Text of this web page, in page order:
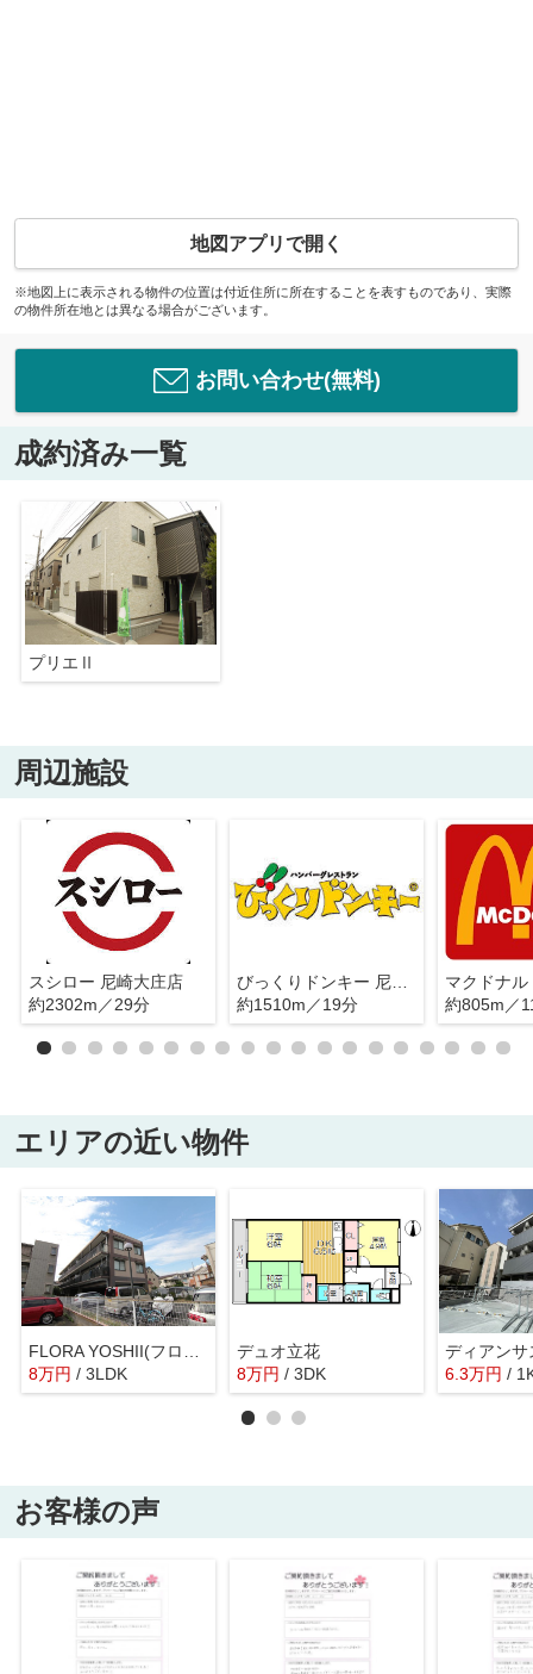
地図アプリで開く
※地図上に表示される物件の位置は付近住所に所在することを表すものであり、実際
の物件所在地とは異なる場合がございます。
お問い合わせ(無料)
成約済み一覧
プリエⅡ
周辺施設
スシロー 尼崎大庄店
約2302m／29分
びっくりドンキー 尼崎西店
約1510m／19分
約805m／
エリアの近い物件
8万円 / 3LDK
デュオ立花
8万円 / 3DK
ディアンサ
6.3万円 /
お客様の声